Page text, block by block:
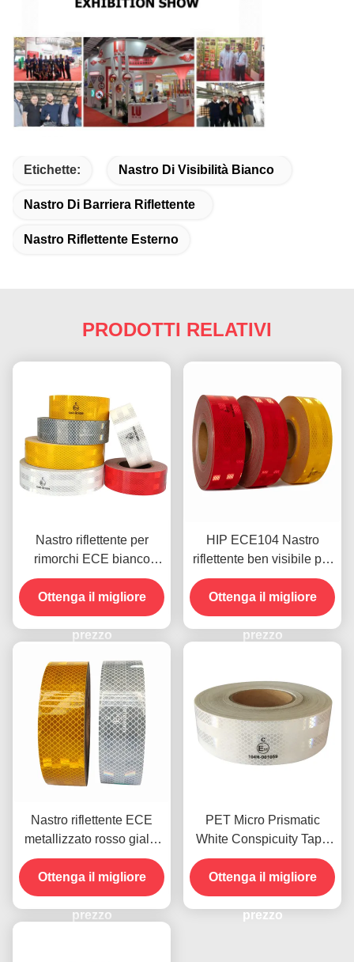
Etichette: Nastro Di Visibilità Bianco
Nastro Di Barriera Riflettente
Nastro Riflettente Esterno
PRODOTTI RELATIVI
Nastro riflettente per
rimorchi ECE bianco
giallo rosso
Ottenga il migliore
prezzo
HIP ECE104 Nastro
riflettente ben visibile per
autoveicoli esterni
Ottenga il migliore
prezzo
Nastro riflettente ECE
metallizzato rosso giallo
bianco per rimorchio
Ottenga il migliore
prezzo
PET Micro Prismatic
White Conspicuity Tape
Reflective Vehicle Tape
Certificato ECE
Ottenga il migliore
prezzo